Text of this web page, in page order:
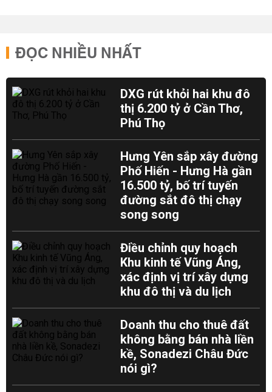
ĐỌC NHIỀU NHẤT
DXG rút khỏi hai khu đô
thị 6.200 tỷ ở Cần Thơ,
Phú Thọ
Hưng Yên sắp xây đường
Phố Hiến - Hưng Hà gần
16.500 tỷ, bố trí tuyến
đường sắt đô thị chạy
song song
Điều chỉnh quy hoạch
Khu kinh tế Vũng Áng,
xác định vị trí xây dựng
khu đô thị và du lịch
Doanh thu cho thuê đất
không bằng bán nhà liền
kề, Sonadezi Châu Đức
nói gì?